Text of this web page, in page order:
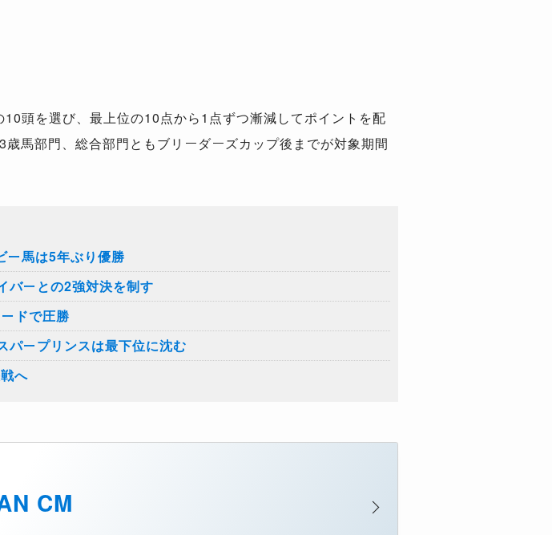
頭を選び、最上位の10点から1点ずつ漸減してポイントを配
馬部門、総合部門ともブリーダーズカップ後までが対象期間
ー馬は5年ぶり優勝
バーとの2強対決を制す
ドで圧勝
パープリンスは最下位に沈む
へ
CM